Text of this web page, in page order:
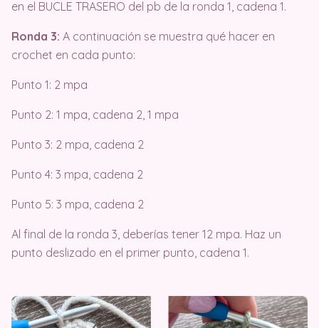
en el BUCLE TRASERO del pb de la ronda 1, cadena 1.
Ronda 3: A continuación se muestra qué hacer en
crochet en cada punto:
Punto 1: 2 mpa
Punto 2: 1 mpa, cadena 2, 1 mpa
Punto 3: 2 mpa, cadena 2
Punto 4: 3 mpa, cadena 2
Punto 5: 3 mpa, cadena 2
Al final de la ronda 3, deberías tener 12 mpa. Haz un
punto deslizado en el primer punto, cadena 1.